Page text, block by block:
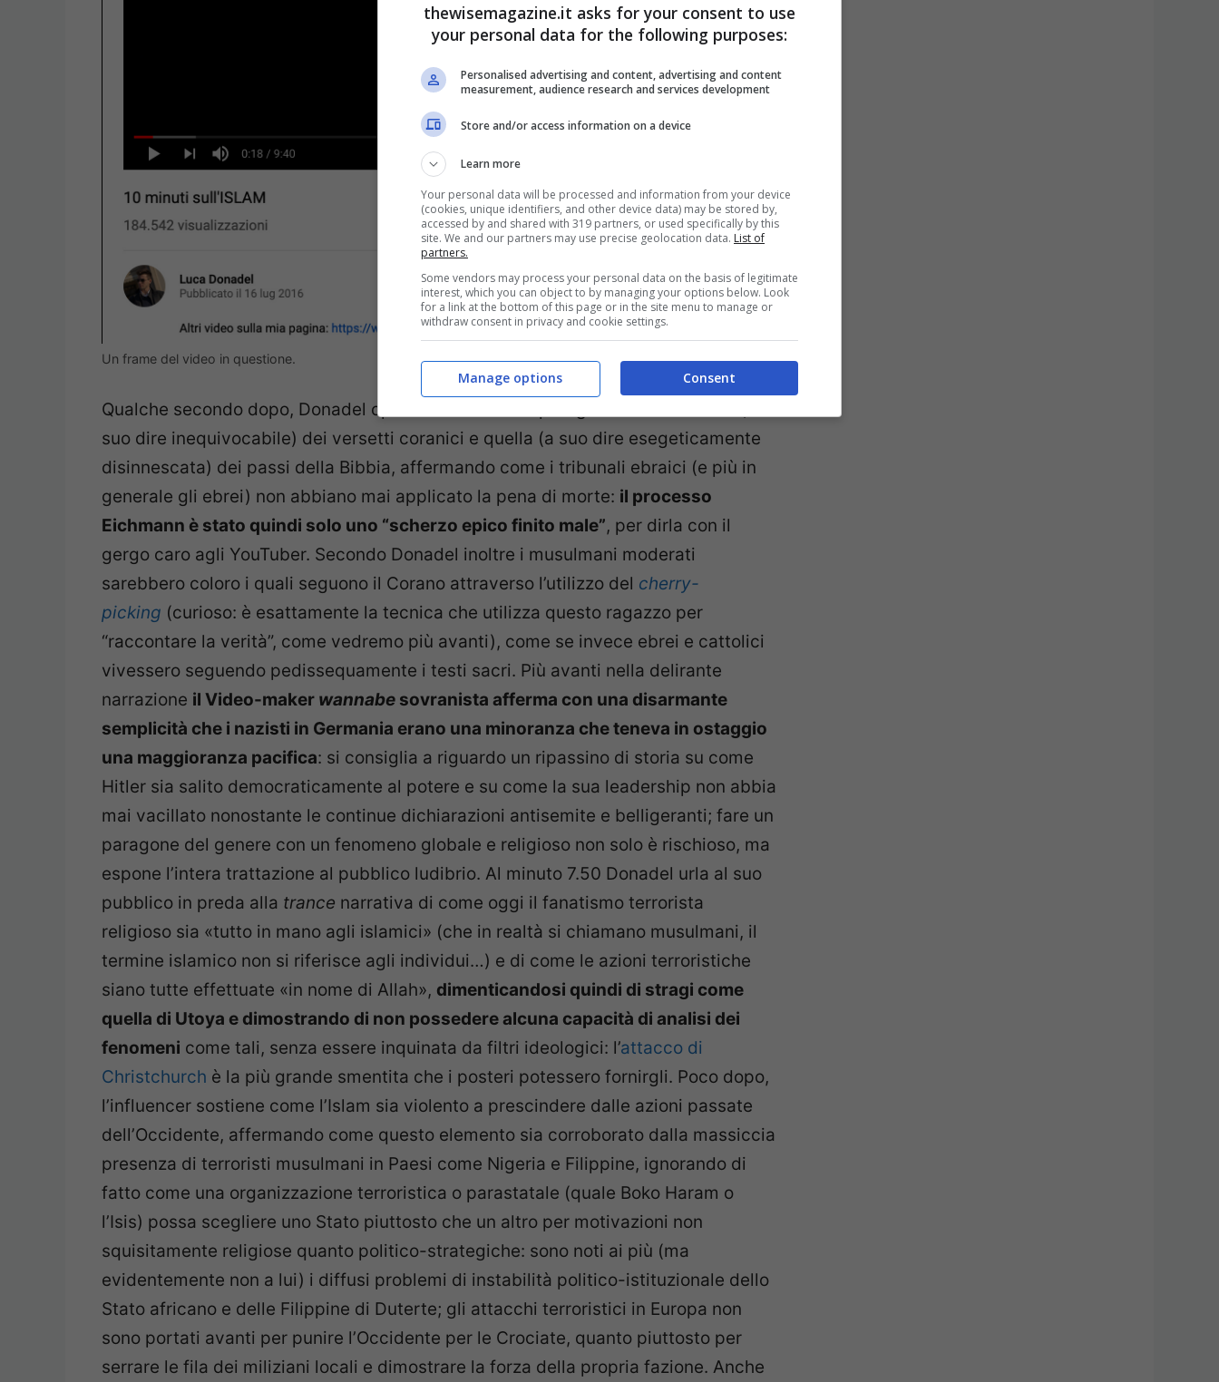
Un frame del video in questione.
Qualche secondo dopo, Donadel opera uno scivoloso paragone fra la violenza (a
suo dire inequivocabile) dei versetti coranici e quella (a suo dire esegeticamente
disinnescata) dei passi della Bibbia, affermando come i tribunali ebraici (e più in
generale gli ebrei) non abbiano mai applicato la pena di morte: il processo
Eichmann è stato quindi solo uno “scherzo epico finito male”, per dirla con il
gergo caro agli YouTuber. Secondo Donadel inoltre i musulmani moderati
sarebbero coloro i quali seguono il Corano attraverso l’utilizzo del cherry-
picking (curioso: è esattamente la tecnica che utilizza questo ragazzo per
“raccontare la verità”, come vedremo più avanti), come se invece ebrei e cattolici
vivessero seguendo pedissequamente i testi sacri. Più avanti nella delirante
narrazione il Video-maker wannabe sovranista afferma con una disarmante
semplicità che i nazisti in Germania erano una minoranza che teneva in ostaggio
una maggioranza pacifica: si consiglia a riguardo un ripassino di storia su come
Hitler sia salito democraticamente al potere e su come la sua leadership non abbia
mai vacillato nonostante le continue dichiarazioni antisemite e belligeranti; fare un
paragone del genere con un fenomeno globale e religioso non solo è rischioso, ma
espone l’intera trattazione al pubblico ludibrio. Al minuto 7.50 Donadel urla al suo
pubblico in preda alla trance narrativa di come oggi il fanatismo terrorista
religioso sia «tutto in mano agli islamici» (che in realtà si chiamano musulmani, il
termine islamico non si riferisce agli individui…) e di come le azioni terroristiche
siano tutte effettuate «in nome di Allah», dimenticandosi quindi di stragi come
quella di Utoya e dimostrando di non possedere alcuna capacità di analisi dei
fenomeni come tali, senza essere inquinata da filtri ideologici: l’attacco di
Christchurch è la più grande smentita che i posteri potessero fornirgli. Poco dopo,
l’influencer sostiene come l’Islam sia violento a prescindere dalle azioni passate
dell’Occidente, affermando come questo elemento sia corroborato dalla massiccia
presenza di terroristi musulmani in Paesi come Nigeria e Filippine, ignorando di
fatto come una organizzazione terroristica o parastatale (quale Boko Haram o
l’Isis) possa scegliere uno Stato piuttosto che un altro per motivazioni non
squisitamente religiose quanto politico-strategiche: sono noti ai più (ma
evidentemente non a lui) i diffusi problemi di instabilità politico-istituzionale dello
Stato africano e delle Filippine di Duterte; gli attacchi terroristici in Europa non
sono portati avanti per punire l’Occidente per le Crociate, quanto piuttosto per
serrare le fila dei miliziani locali e dimostrare la forza della propria fazione. Anche
thewisemagazine.it asks for your consent to use
your personal data for the following purposes:
Personalised advertising and content, advertising and content
measurement, audience research and services development
Store and/or access information on a device
Learn more
Your personal data will be processed and information from your device
(cookies, unique identifiers, and other device data) may be stored by,
accessed by and shared with 319 partners, or used specifically by this
site. We and our partners may use precise geolocation data. List of
partners.
Some vendors may process your personal data on the basis of legitimate
interest, which you can object to by managing your options below. Look
for a link at the bottom of this page or in the site menu to manage or
withdraw consent in privacy and cookie settings.
Consent
Manage options